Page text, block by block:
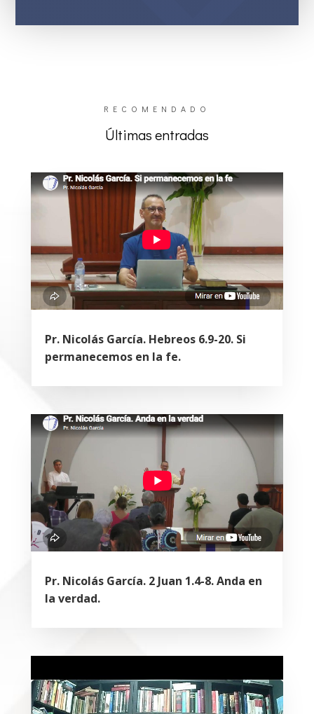
RECOMENDADO
Últimas entradas
Pr. Nicolás García. Hebreos 6.9-20. Si
permanecemos en la fe.
Pr. Nicolás García. 2 Juan 1.4-8. Anda en
la verdad.